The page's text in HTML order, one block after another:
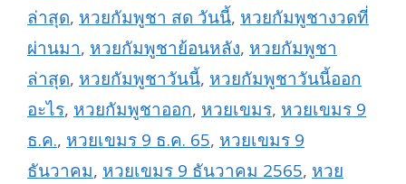
ล่าสุด, หวยกัมพูชา สด วันนี้, หวยกัมพูชางวดที่
ผ่านมา, หวยกัมพูชาย้อนหลัง, หวยกัมพูชา
ล่าสุด, หวยกัมพูชาวันนี้, หวยกัมพูชาวันนี้ออก
อะไร, หวยกัมพูชาออก, หวยเขมร, หวยเขมร 9
ธ.ค., หวยเขมร 9 ธ.ค. 65, หวยเขมร 9
ธันวาคม, หวยเขมร 9 ธันวาคม 2565, หวย